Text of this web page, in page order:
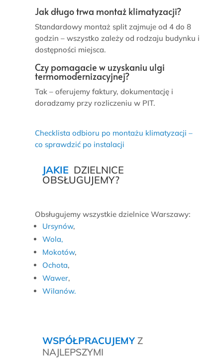
Jak długo trwa montaż klimatyzacji?
Standardowy montaż split zajmuje od 4 do 8
godzin – wszystko zależy od rodzaju budynku i
dostępności miejsca.
Czy pomagacie w uzyskaniu ulgi
termomodernizacyjnej?
Tak – oferujemy faktury, dokumentację i
doradzamy przy rozliczeniu w PIT.
Checklista odbioru po montażu klimatyzacji –
co sprawdzić po instalacji
JAKIE DZIELNICE
OBSŁUGUJEMY?
Obsługujemy wszystkie dzielnice Warszawy:
Ursynów,
Wola,
Mokotów,
Ochota,
Wawer,
Wilanów.
WSPÓŁPRACUJEMYZ
NAJLEPSZYMI